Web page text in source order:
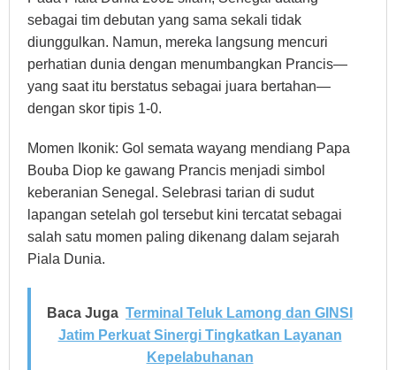
sebagai tim debutan yang sama sekali tidak
diunggulkan. Namun, mereka langsung mencuri
perhatian dunia dengan menumbangkan Prancis—
yang saat itu berstatus sebagai juara bertahan—
dengan skor tipis 1-0.
Momen Ikonik: Gol semata wayang mendiang Papa
Bouba Diop ke gawang Prancis menjadi simbol
keberanian Senegal. Selebrasi tarian di sudut
lapangan setelah gol tersebut kini tercatat sebagai
salah satu momen paling dikenang dalam sejarah
Piala Dunia.
Baca Juga Terminal Teluk Lamong dan GINSI
Jatim Perkuat Sinergi Tingkatkan Layanan
Kepelabuhanan